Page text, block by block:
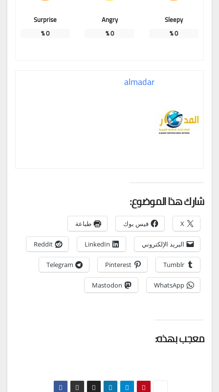
Sleepy
0
%
Angry
0
%
Surprise
0
%
almadar
شارك هذا الموضوع:
X فيس بوك طباعة
البريد الإلكتروني LinkedIn
Reddit
Tumblr
Pinterest
Telegram
WhatsApp
Mastodon
معجب بهذه: